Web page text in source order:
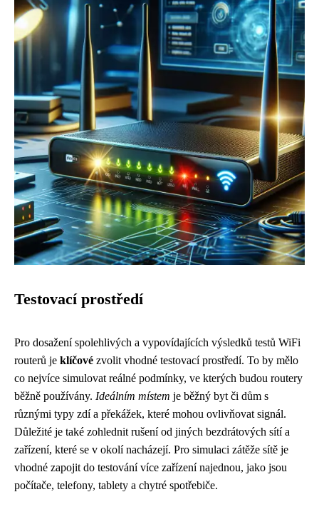
Testovací prostředí
Pro dosažení spolehlivých a vypovídajících výsledků testů WiFi
routerů je klíčové zvolit vhodné testovací prostředí. To by mělo
co nejvíce simulovat reálné podmínky, ve kterých budou routery
běžně používány. Ideálním místem je běžný byt či dům s
různými typy zdí a překážek, které mohou ovlivňovat signál.
Důležité je také zohlednit rušení od jiných bezdrátových sítí a
zařízení, které se v okolí nacházejí. Pro simulaci zátěže sítě je
vhodné zapojit do testování více zařízení najednou, jako jsou
počítače, telefony, tablety a chytré spotřebiče.